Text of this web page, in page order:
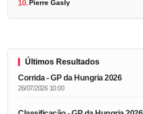
10.Pierre Gasly
Últimos Resultados
Corrida - GP da Hungria 2026
26/07/2026 10:00